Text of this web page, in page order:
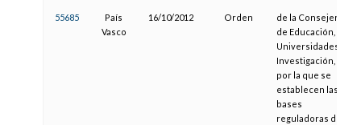
55685
País
Vasco
16/10/2012 Orden
de la Consejera
de Educación,
Universidades e
Investigación,
por la que se
establecen las
bases
reguladoras de